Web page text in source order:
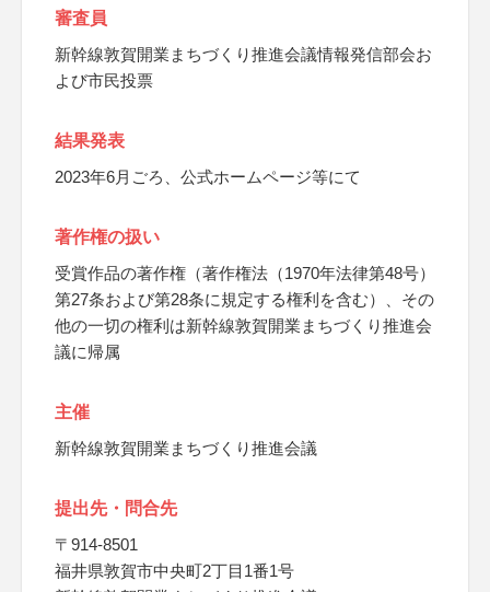
審査員
新幹線敦賀開業まちづくり推進会議情報発信部会お
よび市民投票
結果発表
2023年6月ごろ、公式ホームページ等にて
著作権の扱い
受賞作品の著作権（著作権法（1970年法律第48号）
第27条および第28条に規定する権利を含む）、その
他の一切の権利は新幹線敦賀開業まちづくり推進会
議に帰属
主催
新幹線敦賀開業まちづくり推進会議
提出先・問合先
〒914-8501
福井県敦賀市中央町2丁目1番1号